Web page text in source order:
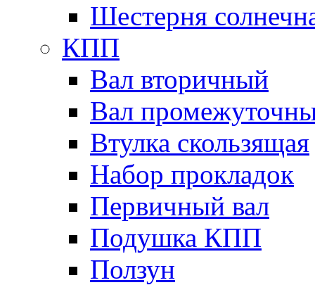
Шестерня
КПП
Вал вторичный
Вал
Втулка скользящая
Набор прокладок
Первичный вал
Подушка КПП
Ползун